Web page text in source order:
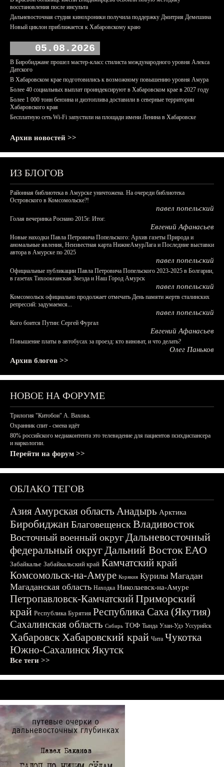
восстановления после инсульта
Дальневосточная студия кинохроники получила поддержку Дмитрия Демешина
Новый циклон приближается к Хабаровскому краю
05.08.2026
В Биробиджане прошел мастер-класс стилиста международного уровня Алекса
Датского
В Хабаровском крае подготовились к возможному повышению уровня Амура
Более 40 социальных выплат проиндексируют в Хабаровском крае в 2027 году
Более 1 000 тонн бензина и дизтоплива доставили в северные территории
Хабаровского края
Бесплатную сеть Wi-Fi запустили на площади имени Ленина в Хабаровске
Архив новостей >>
ИЗ БЛОГОВ
Районная библиотека в Амурске уничтожена. На очереди библиотека
Островского в Комсомольске?!
павел попельский
Голая вечеринка Роснано 2015г. Итог.
Евгений Афанасьев
Новые находки Павла Петровича Попельского: Архив газеты Природа и
аномальные явления, Неизвестная карта НижнеАмурЛага и Последние выставки
автора в Амурске по 2025
павел попельский
Официальные публикации Павла Петровича Попельского 2023-2025 в Болгарии,
в газетах Тихоокеанская Звезда и Наш Город Амурск
павел попельский
Комсомольск официально продолжает отмечать День памяти жертв сталинских
репрессий: задумаемся...
павел попельский
Кого боится Путин: Сергей Фургал
Евгений Афанасьев
Повышение платы в автобусах за проезд: кто виноват, и что делать?
Олег Паньков
Архив блогов >>
НОВОЕ НА ФОРУМЕ
Трилогия "Китобои" А. Вахова.
Охранник спит - смена идёт
80% российского медиаконтента это телевидение для пациентов психдиспансера
и наркологии.
Перейти на форум >>
ОБЛАКО ТЕГОВ
АзияАмурская область Анадырь Арктика
БиробиджанБлаговещенскВладивосток
Восточный военный округДальневосточный
федеральный округДальний ВостокЕАО
Забайкалье Забайкальский край Камчатский край
Комсомольск-на-Амуре Корякия Курилы Магадан
Магаданская область Находка Николаевск-на-Амуре
Петропавловск-КамчатскийПриморский
край Республика Бурятия Республика Саха (Якутия)
Сахалинская область Сибирь ТОФ Тында Улан-Удэ Уссурийск
ХабаровскХабаровский край Чита Чукотка
Южно-СахалинскЯкутск
Все теги >>